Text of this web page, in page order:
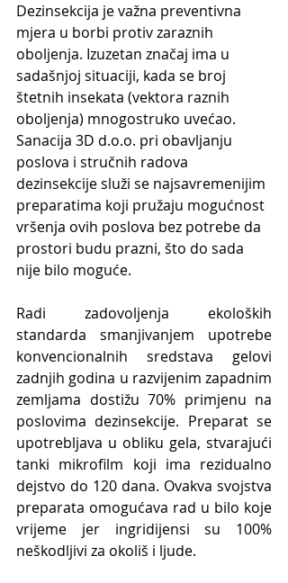
Dezinsekcija je važna preventivna
mjera u borbi protiv zaraznih
oboljenja. Izuzetan značaj ima u
sadašnjoj situaciji, kada se broj
štetnih insekata (vektora raznih
oboljenja) mnogostruko uvećao.
Sanacija 3D d.o.o. pri obavljanju
poslova i stručnih radova
dezinsekcije služi se najsavremenijim
preparatima koji pružaju mogućnost
vršenja ovih poslova bez potrebe da
prostori budu prazni, što do sada
nije bilo moguće.
Radi zadovoljenja ekoloških
standarda smanjivanjem upotrebe
konvencionalnih sredstava gelovi
zadnjih godina u razvijenim zapadnim
zemljama dostižu 70% primjenu na
poslovima dezinsekcije. Preparat se
upotrebljava u obliku gela, stvarajući
tanki mikrofilm koji ima rezidualno
dejstvo do 120 dana. Ovakva svojstva
preparata omogućava rad u bilo koje
vrijeme jer ingridijensi su 100%
neškodljivi za okoliš i ljude.